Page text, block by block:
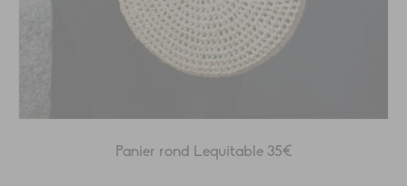
Panier rond Lequitable 35€